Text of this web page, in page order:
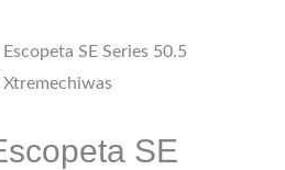
SE Series 50.5
SE